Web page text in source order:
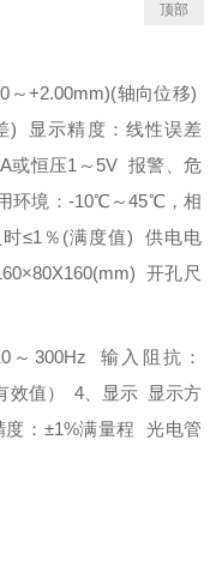
～+2.00mm)(轴向位移)
)
显示精度：线性误差
或恒压1 ～ 5V 报警、危
环境： -10℃～45℃，相
≤1 ％ (满度值)
供电电
开孔尺
～ 300Hz
输入阻抗：
效值） 4、显示 显示方
： ±1%满量程
光电管
顶部